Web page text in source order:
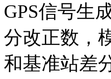
GPS信号生
分改正数，
和基准站差